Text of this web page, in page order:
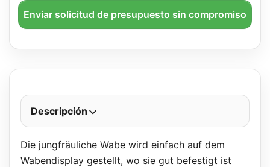
Enviar solicitud de presupuesto sin compromiso
Descripción
Die jungfräuliche Wabe wird einfach auf dem
Wabendisplay gestellt, wo sie gut befestigt ist